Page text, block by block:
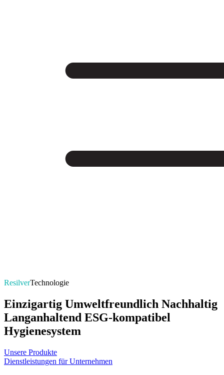
ResilverTechnologie
Einzigartig Umweltfreundlich Nachhaltig
Langanhaltend ESG-kompatibel
Hygienesystem
Unsere Produkte
Dienstleistungen für Unternehmen